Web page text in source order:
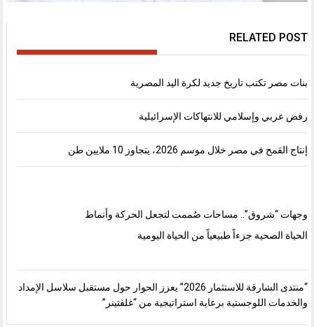
RELATED POST
بنات مصر تكتب تاريخ جديد لكرة اليد المصرية
رفض عربي وإسلامي للانتهاكات الإسرائيلية
إنتاج القمح في مصر خلال موسم 2026، يتجاوز 10 ملايين طن
وجهات “شروق”.. مساحات صُممت لتجعل الحركة وأنماط
الحياة الصحية جزءاً طبيعياً من الحياة اليومية
“منتدى الشارقة للاستثمار 2026” يعزز الحوار حول مستقبل سلاسل الإمداد
والخدمات اللوجستية برعاية استراتيجية من “غلفتينر”